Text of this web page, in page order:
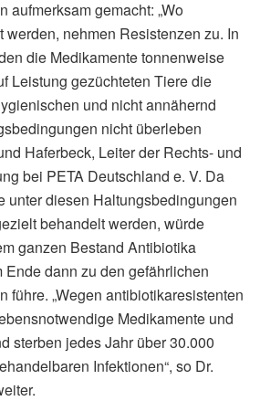
aufmerksam gemacht: „Wo
nehmen Resistenzen zu. In
die Medikamente tonnenweise
Leistung gezüchteten Tiere die
und nicht annähernd
nicht überleben
Haferbeck, Leiter der Rechts- und
bei PETA Deutschland e. V. Da
unter diesen Haltungsbedingungen
behandelt werden, würde
ganzen Bestand Antibiotika
Ende dann zu den gefährlichen
führe. „Wegen antibiotikaresistenten
Medikamente und
sterben jedes Jahr über 30.000
Infektionen“, so Dr.